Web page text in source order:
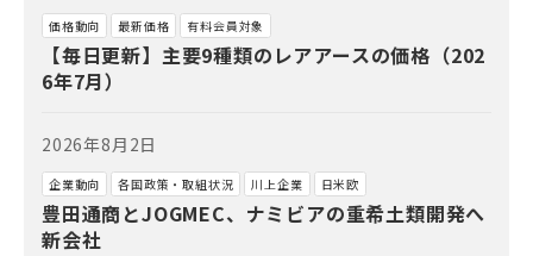
価格動向 最新価格 有料会員対象
【毎日更新】主要9種類のレアアースの価格（202
6年7月）
2026年8月2日
企業動向 各国政策・取組状況 川上企業 日米欧
豊田通商とJOGMEC、ナミビアの重希土類開発へ
新会社